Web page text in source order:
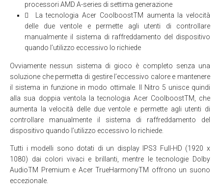
processori AMD A-series di settima generazione
 La tecnologia Acer CoolboostTM aumenta la velocità
delle due ventole e permette agli utenti di controllare
manualmente il sistema di raffreddamento del dispositivo
quando l’utilizzo eccessivo lo richiede
Ovviamente nessun sistema di gioco è completo senza una
soluzione che permetta di gestire l’eccessivo calore e mantenere
il sistema in funzione in modo ottimale. Il Nitro 5 unisce quindi
alla sua doppia ventola la tecnologia Acer CoolboostTM, che
aumenta la velocità delle due ventole e permette agli utenti di
controllare manualmente il sistema di raffreddamento del
dispositivo quando l’utilizzo eccessivo lo richiede.
Tutti i modelli sono dotati di un display IPS3 Full-HD (1920 x
1080) dai colori vivaci e brillanti, mentre le tecnologie Dolby
AudioTM Premium e Acer TrueHarmonyTM offrono un suono
eccezionale.